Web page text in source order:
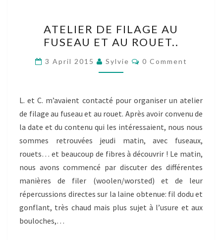
DE
FILAGE
AU
FUSEAU
AU
ROUET..
ATELIER DE FILAGE AU
FUSEAU ET AU ROUET..
3 April 2015 Sylvie Comments
0 Comment
L. et C. m’avaient contacté pour organiser un atelier
de filage au fuseau et au rouet. Après avoir convenu de
la date et du contenu qui les intéressaient, nous nous
sommes retrouvées jeudi matin, avec fuseaux,
rouets… et beaucoup de fibres à découvrir ! Le matin,
nous avons commencé par discuter des différentes
manières de filer (woolen/worsted) et de leur
répercussions directes sur la laine obtenue: fil dodu et
gonflant, très chaud mais plus sujet à l’usure et aux
bouloches,…